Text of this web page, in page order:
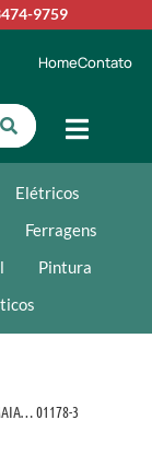
9759
HomeContato
Elétricos
Ferragens
Pintura
01178-3